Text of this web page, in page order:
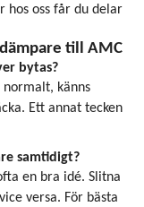
hos oss får du delar
till AMC
bytas?
känns
Ett annat tecken
samtidigt?
en bra idé. Slitna
versa. För bästa